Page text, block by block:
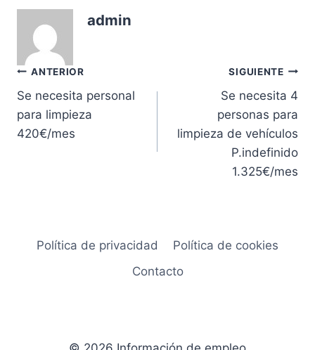
admin
Navegación
de
entradas
ANTERIOR
Se necesita personal
para limpieza
420€/mes
SIGUIENTE
Se necesita 4
personas para
limpieza de vehículos
P.indefinido
1.325€/mes
Política de privacidad
Política de cookies
Contacto